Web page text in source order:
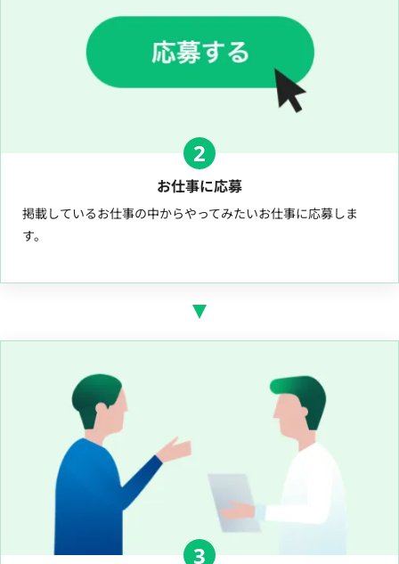
2
お仕事に応募
掲載しているお仕事の中からやってみたいお仕事に応募しま
す。
3